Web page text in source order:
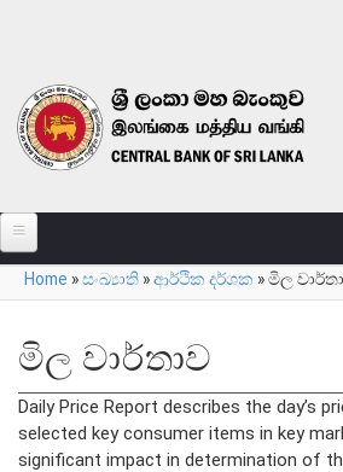
පිළිබඳ
බැංකුව පිළිබඳ
සමස්ත විග්‍රහය
බැංකුවේ ඉතිහාසය
දැක්ම, මෙහෙවර, ගුණාංග
You are here
Home »සංඛ්‍යාති »ආර්ථික දර්ශක »මිල
මිල වාර්තාව
Daily Price Report describes the day’s
selected key consumer items in key
significant impact in determination of